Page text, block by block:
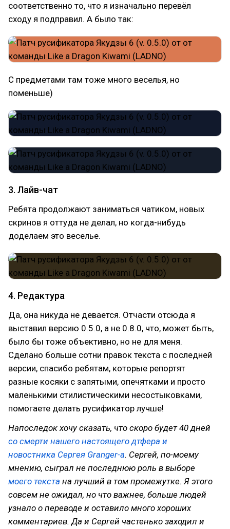
соответственно то, что я изначально перевёл
сходу я подправил. А было так:
С предметами там тоже много веселья, но
поменьше)
3. Лайв-чат
Ребята продолжают заниматься чатиком, новых
скринов я оттуда не делал, но когда-нибудь
доделаем это веселье.
4. Редактура
Да, она никуда не девается. Отчасти отсюда я
выставил версию 0.5.0, а не 0.8.0, что, может быть,
было бы тоже объективно, но не для меня.
Сделано больше сотни правок текста с последней
версии, спасибо ребятам, которые репортят
разные косяки с запятыми, опечятками и просто
маленькими стилистическими несостыковками,
помогаете делать русификатор лучше!
Напоследок хочу сказать, что скоро будет 40 дней
со смерти нашего настоящего дтфера и
новостника Сергея Granger-а. Сергей, по-моему
мнению, сыграл не последнюю роль в выборе
моего текста на лучший в том промежутке. Я этого
совсем не ожидал, но что важнее, больше людей
узнало о переводе и оставило много хороших
комментариев. Да и Сергей частенько заходил и